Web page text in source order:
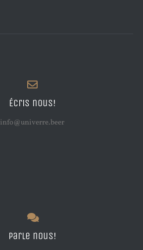
Écris nous!
info@univerre.beer
Parle nous!